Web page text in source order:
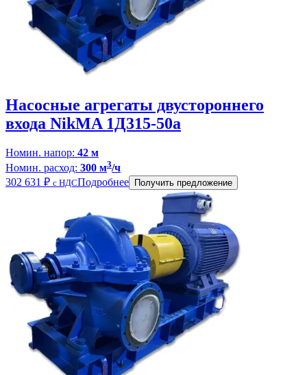
Насосные агрегаты двустороннего
входа NikMA 1Д315-50а
Номин. напор: 42 м
Номин. расход: 300 м3/ч
302 631 ₽ с НДСПодробнее Получить предложение